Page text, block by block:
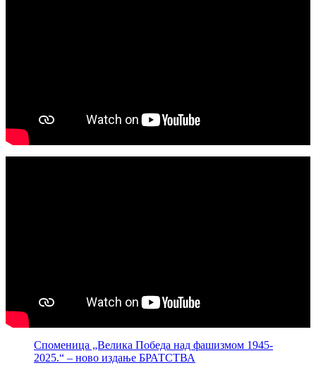
Споменица „Велика Победа над фашизмом 1945-
2025.“ – ново издање БРАТСТВА